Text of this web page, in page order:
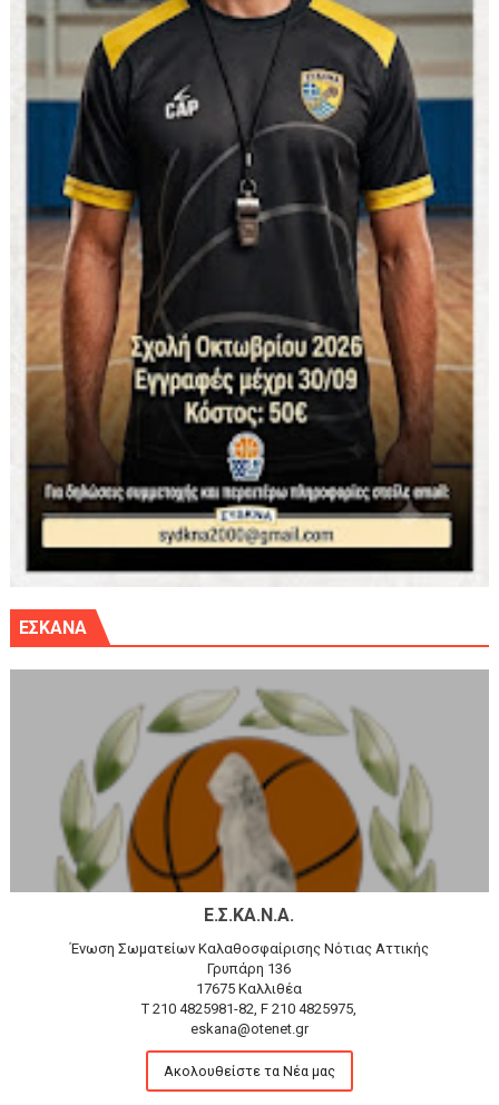
ΕΣΚΑΝΑ
Ε.Σ.ΚΑ.Ν.Α.
Ένωση Σωματείων Καλαθοσφαίρισης Νότιας Αττικής
Γρυπάρη 136
17675 Καλλιθέα
T 210 4825981-82, F 210 4825975,
eskana@otenet.gr
Ακολουθείστε τα Νέα μας